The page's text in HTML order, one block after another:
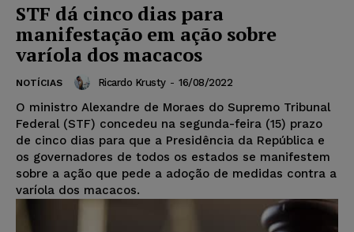
STF dá cinco dias para
manifestação em ação sobre
varíola dos macacos
NOTÍCIAS Ricardo Krusty - 16/08/2022
O ministro Alexandre de Moraes do Supremo Tribunal
Federal (STF) concedeu na segunda-feira (15) prazo
de cinco dias para que a Presidência da República e
os governadores de todos os estados se manifestem
sobre a ação que pede a adoção de medidas contra a
varíola dos macacos.